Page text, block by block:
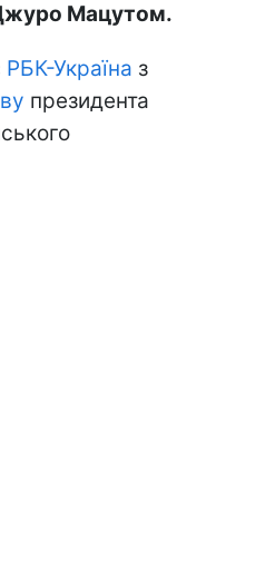
Мацутом.
РБК-Україна з
президента